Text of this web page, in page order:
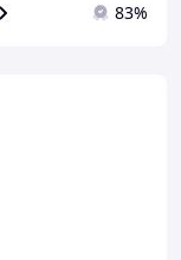
83%